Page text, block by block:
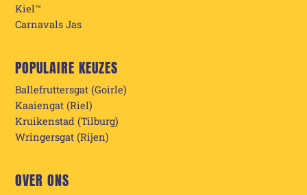
Kiel™
Carnavals Jas
POPULAIRE KEUZES
Ballefruttersgat (Goirle)
Kaaiengat (Riel)
Kruikenstad (Tilburg)
Wringersgat (Rijen)
OVER ONS